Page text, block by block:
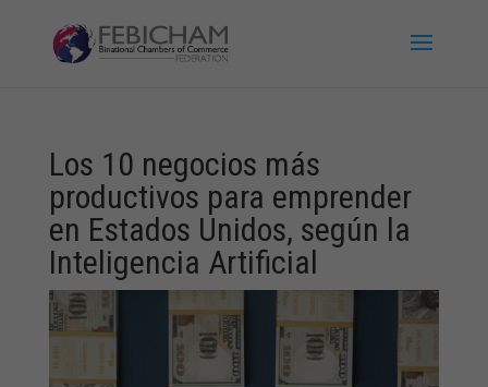
Los 10 negocios más
productivos para emprender
en Estados Unidos, según la
Inteligencia Artificial